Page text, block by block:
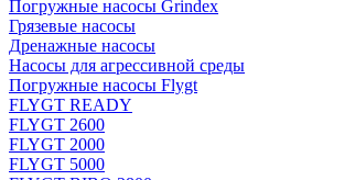
Погружные насосы Grindex
Грязевые насосы
Дренажные насосы
Насосы для агрессивной среды
Погружные насосы Flygt
FLYGT READY
FLYGT 2600
FLYGT 2000
FLYGT 5000